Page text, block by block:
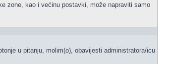
zone, kao i većinu postavki, može napraviti samo
u pitanju, molim(o), obavijesti administratora/icu